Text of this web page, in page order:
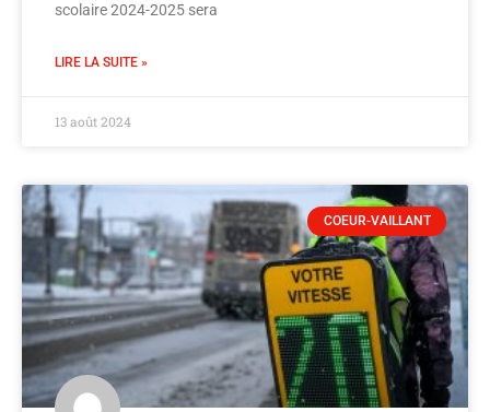
scolaire 2024-2025 sera
LIRE LA SUITE »
13 août 2024
COEUR-VAILLANT